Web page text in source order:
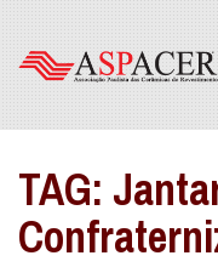
TAG: